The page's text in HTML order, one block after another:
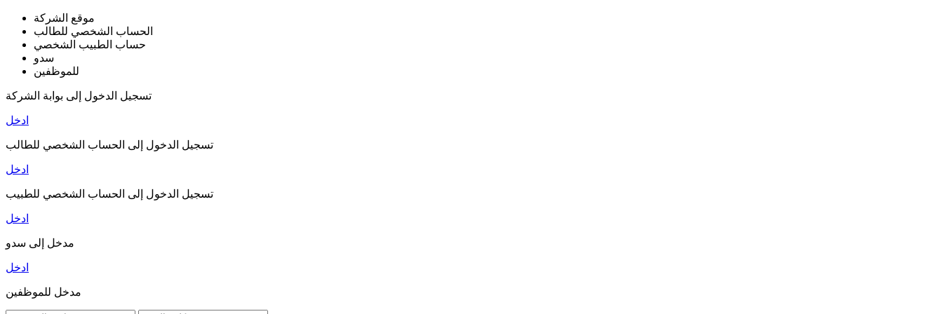
موقع الشركة
الحساب الشخصي للطالب
حساب الطبيب الشخصي
سدو
للموظفين
تسجيل الدخول إلى بوابة الشركة
ادخل
تسجيل الدخول إلى الحساب الشخصي للطالب
ادخل
تسجيل الدخول إلى الحساب الشخصي للطبيب
ادخل
مدخل إلى سدو
ادخل
مدخل للموظفين